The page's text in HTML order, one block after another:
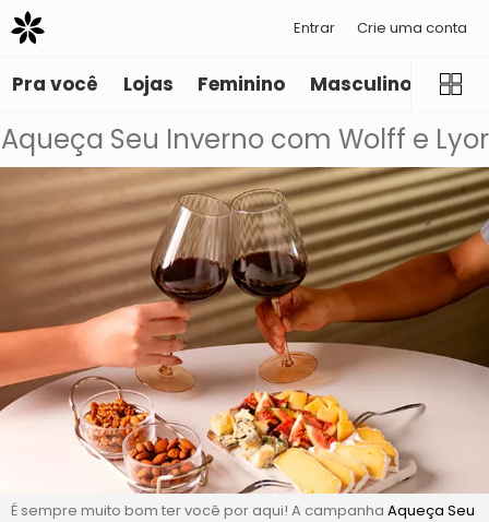
Entrar Crie uma conta
Pra você Lojas Feminino Masculino
Aqueça Seu Inverno com Wolff e Lyor
É sempre muito bom ter você por aqui! A campanha Aqueça Seu